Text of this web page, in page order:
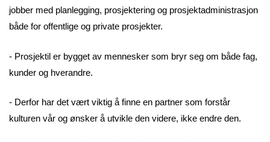
jobber med planlegging, prosjektering og prosjektadministrasjon
både for offentlige og private prosjekter.
- Prosjektil er bygget av mennesker som bryr seg om både fag,
kunder og hverandre.
- Derfor har det vært viktig å finne en partner som forstår
kulturen vår og ønsker å utvikle den videre, ikke endre den.